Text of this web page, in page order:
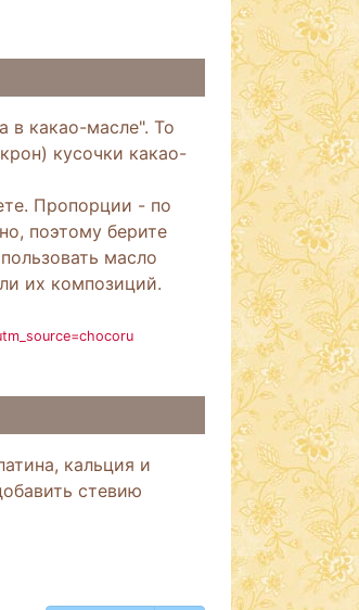
в какао-масле". То
кусочки какао-
Пропорции - по
поэтому берите
масло
их композиций.
кальция и
стевию